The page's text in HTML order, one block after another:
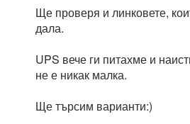
Ще проверя и линковете,
дала.
UPS вече ги питахме и
не е никак малка.
Ще търсим варианти:)